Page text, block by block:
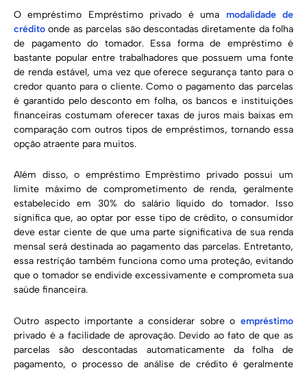
O empréstimo Empréstimo privado é uma modalidade de
crédito onde as parcelas são descontadas diretamente da folha
de pagamento do tomador. Essa forma de empréstimo é
bastante popular entre trabalhadores que possuem uma fonte
de renda estável, uma vez que oferece segurança tanto para o
credor quanto para o cliente. Como o pagamento das parcelas
é garantido pelo desconto em folha, os bancos e instituições
financeiras costumam oferecer taxas de juros mais baixas em
comparação com outros tipos de empréstimos, tornando essa
opção atraente para muitos.
Além disso, o empréstimo Empréstimo privado possui um
limite máximo de comprometimento de renda, geralmente
estabelecido em 30% do salário líquido do tomador. Isso
significa que, ao optar por esse tipo de crédito, o consumidor
deve estar ciente de que uma parte significativa de sua renda
mensal será destinada ao pagamento das parcelas. Entretanto,
essa restrição também funciona como uma proteção, evitando
que o tomador se endivide excessivamente e comprometa sua
saúde financeira.
Outro aspecto importante a considerar sobre o empréstimo
privado é a facilidade de aprovação. Devido ao fato de que as
parcelas são descontadas automaticamente da folha de
pagamento, o processo de análise de crédito é geralmente